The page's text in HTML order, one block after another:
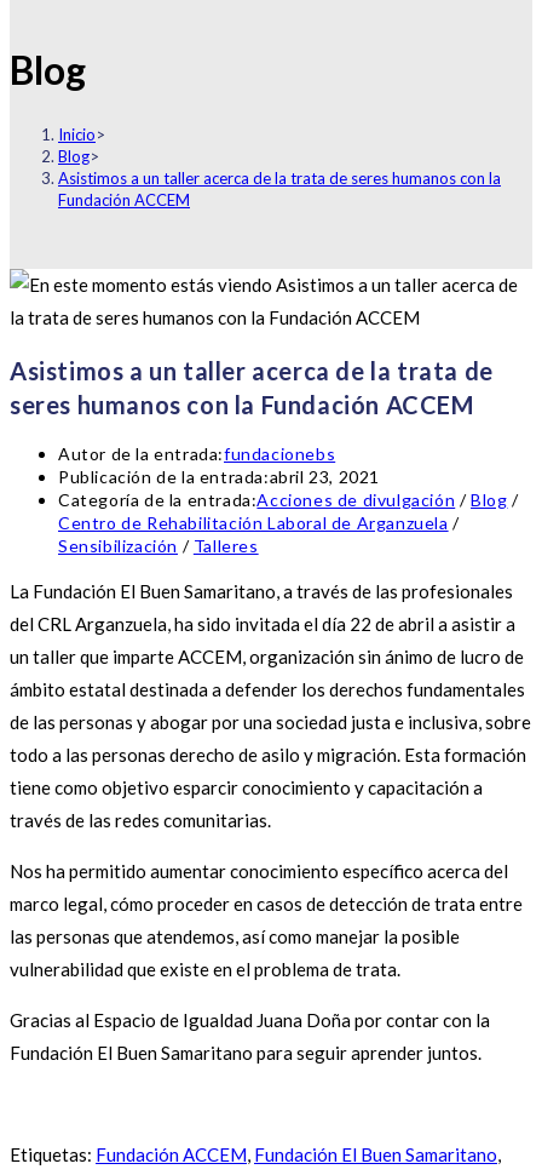
Blog
Inicio>
Blog>
Asistimos a un taller acerca de la trata de seres humanos con la
Fundación ACCEM
Asistimos a un taller acerca de la trata de
seres humanos con la Fundación ACCEM
Autor de la entrada:fundacionebs
Publicación de la entrada:abril 23, 2021
Categoría de la entrada:Acciones de divulgación / Blog /
Centro de Rehabilitación Laboral de Arganzuela /
Sensibilización / Talleres
La Fundación El Buen Samaritano, a través de las profesionales
del CRL Arganzuela, ha sido invitada el día 22 de abril a asistir a
un taller que imparte ACCEM, organización sin ánimo de lucro de
ámbito estatal destinada a defender los derechos fundamentales
de las personas y abogar por una sociedad justa e inclusiva, sobre
todo a las personas derecho de asilo y migración. Esta formación
tiene como objetivo esparcir conocimiento y capacitación a
través de las redes comunitarias.
Nos ha permitido aumentar conocimiento específico acerca del
marco legal, cómo proceder en casos de detección de trata entre
las personas que atendemos, así como manejar la posible
vulnerabilidad que existe en el problema de trata.
Gracias al Espacio de Igualdad Juana Doña por contar con la
Fundación El Buen Samaritano para seguir aprender juntos.
Etiquetas: Fundación ACCEM, Fundación El Buen Samaritano,